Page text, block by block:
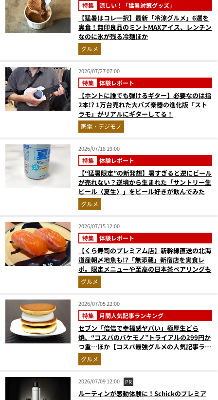
特集 涼しい！「猛暑対策グッズ」
【猛暑はコレ一択】最新「冷涼グルメ」6選を
実食！無印良品のミントMAXアイス、レンチン
なのに氷が残る冷麺ほか
グルメ
2026/07/27 07:00
特集 体験レポート
【ホントに誰でも弾けるギター】必要なのは指
2本!? 1万台売れた大バズ楽器の進化版「スト
ラモ」がリアルにギターしてる！
家電・デジモノ
2026/07/18 19:00
特集 体験レポート
【“猛暑限定”の新発想】暑すぎると逆にビール
が売れない？逆境から生まれた「サントリー生
ビール〈夏生〉」をビール好きが飲んでみた
グルメ
2026/07/15 12:00
特集 体験レポート
【くら寿司のプレミアム店】新幹線直送の北海
道産朝〆地魚も!?「無添蔵」新宿店を実食レ
ポ。限定メニューや至高の日本茶ペアリングも
グルメ
2026/07/05 22:00
特集 月間人気記事ランキング
セブン「倍倍で幸福感ヤバい」極厚生どら
焼、“コスパのバケモノ”トライアルの299円か
つ重…ほか【コスパ最強グルメの人気記事ラン
キングベスト3】（2026年5月版）
グルメ
2026/07/09 12:00 PR
ルーティンが感動体験に！Schickのプレミア